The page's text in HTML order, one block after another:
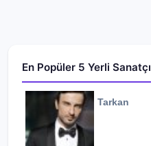
En Popüler 5 Yerli Sanatçı
Tarkan